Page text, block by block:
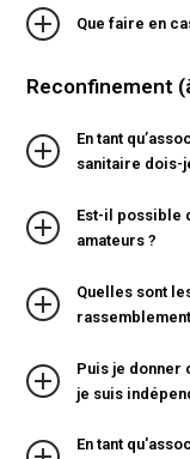
Que faire en
Reconfinement
En tant
sanitaire dois-
Est-il possible
amateurs ?
Quelles sont
Puis je donner
je suis
En tant